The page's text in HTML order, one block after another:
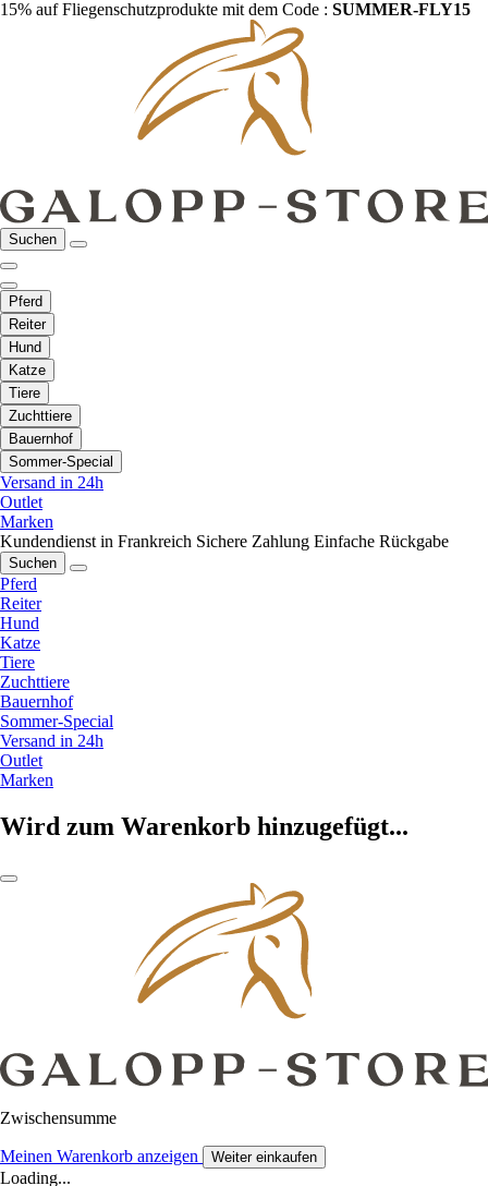
15% auf Fliegenschutzprodukte mit dem Code : SUMMER-FLY15
Suchen
Pferd
Reiter
Hund
Katze
Tiere
Zuchttiere
Bauernhof
Sommer-Special
Versand in 24h
Outlet
Marken
Kundendienst in Frankreich Sichere Zahlung Einfache Rückgabe
Suchen
Pferd
Reiter
Hund
Katze
Tiere
Zuchttiere
Bauernhof
Sommer-Special
Versand in 24h
Outlet
Marken
Wird zum Warenkorb hinzugefügt...
Zwischensumme
Meinen Warenkorb anzeigen Weiter einkaufen
Loading...